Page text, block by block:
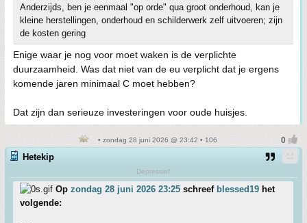
Anderzijds, ben je eenmaal "op orde" qua groot onderhoud, kan je
kleine herstellingen, onderhoud en schilderwerk zelf uitvoeren; zijn
de kosten gering
Enige waar je nog voor moet waken is de verplichte
duurzaamheid. Was dat niet van de eu verplicht dat je ergens
komende jaren minimaal C moet hebben?
Dat zijn dan serieuze investeringen voor oude huisjes.
• zondag 28 juni 2026 @ 23:42 • 106
Hetekip
Depressief
Op zondag 28 juni 2026 23:25 schreef blessed19 het
volgende: